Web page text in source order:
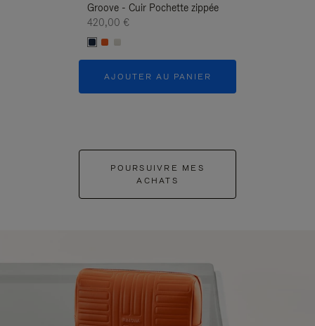
Groove - Cuir Pochette zippée
420,00 €
AJOUTER AU PANIER
POURSUIVRE MES
ACHATS